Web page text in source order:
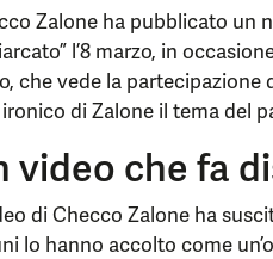
Zalone ha pubblicato un
l’8 marzo, in
che vede la partecipazione
di Zalone il tema del
video che fa
di Checco Zalone ha
lo hanno accolto come